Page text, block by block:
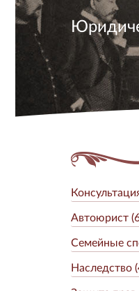
Автоюрист
Семейные
Наследство